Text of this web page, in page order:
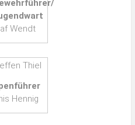
Wendt
Hennig